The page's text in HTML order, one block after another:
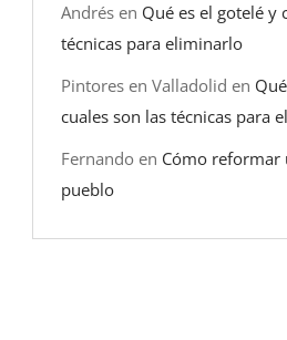
Andrés en Qué es el gotelé y
técnicas para eliminarlo
Pintores en Valladolid en
cuales son las técnicas para
Fernando en Cómo reformar
pueblo